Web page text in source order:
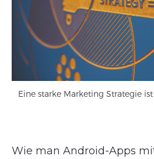
Eine starke Marketing Strategie
Wie man Android-Apps